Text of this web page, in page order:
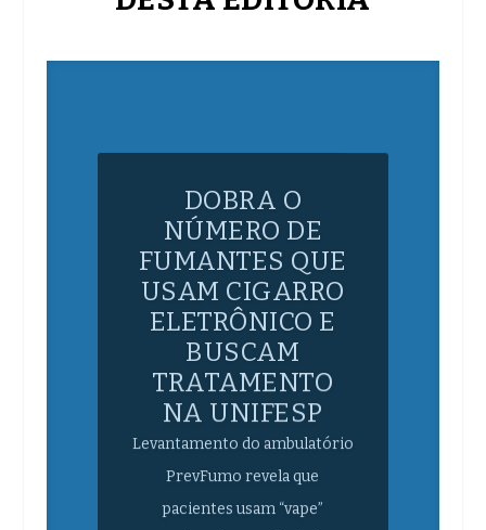
NÚMERO DE
FUMANTES QUE
USAM CIGARRO
ELETRÔNICO E
BUSCAM
TRATAMENTO
NA UNIFESP
Levantamento do ambulatório
PrevFumo revela que
pacientes usam “vape”
acreditando que ele ajuda a